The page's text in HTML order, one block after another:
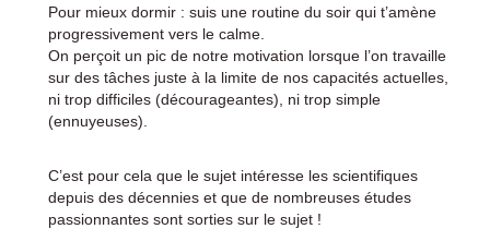
Pour mieux dormir : suis une routine du soir qui t’amène
progressivement vers le calme.
On perçoit un pic de notre motivation lorsque l’on travaille
sur des tâches juste à la limite de nos capacités actuelles,
ni trop difficiles (décourageantes), ni trop simple
(ennuyeuses).
C’est pour cela que le sujet intéresse les scientifiques
depuis des décennies et que de nombreuses études
passionnantes sont sorties sur le sujet !